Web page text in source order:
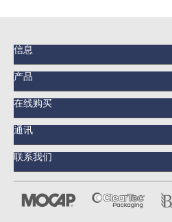
信息
产品
在线购买
通讯
联系我们